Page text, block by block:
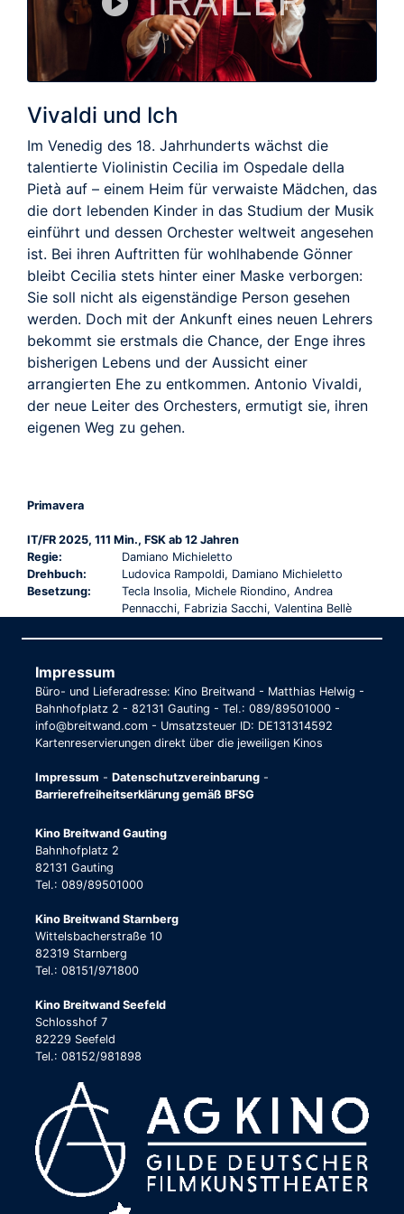
Vivaldi und Ich
Im Venedig des 18. Jahrhunderts wächst die
talentierte Violinistin Cecilia im Ospedale della
Pietà auf – einem Heim für verwaiste Mädchen, das
die dort lebenden Kinder in das Studium der Musik
einführt und dessen Orchester weltweit angesehen
ist. Bei ihren Auftritten für wohlhabende Gönner
bleibt Cecilia stets hinter einer Maske verborgen:
Sie soll nicht als eigenständige Person gesehen
werden. Doch mit der Ankunft eines neuen Lehrers
bekommt sie erstmals die Chance, der Enge ihres
bisherigen Lebens und der Aussicht einer
arrangierten Ehe zu entkommen. Antonio Vivaldi,
der neue Leiter des Orchesters, ermutigt sie, ihren
eigenen Weg zu gehen.
Primavera
IT/FR 2025, 111 Min., FSK ab 12 Jahren
Regie:
Damiano Michieletto
Drehbuch:
Ludovica Rampoldi, Damiano Michieletto
Besetzung:
Tecla Insolia, Michele Riondino, Andrea
Pennacchi, Fabrizia Sacchi, Valentina Bellè
Impressum
Büro- und Lieferadresse: Kino Breitwand - Matthias Helwig -
Bahnhofplatz 2 - 82131 Gauting - Tel.: 089/89501000 -
info@breitwand.com - Umsatzsteuer ID: DE131314592
Kartenreservierungen direkt über die jeweiligen Kinos
Impressum - Datenschutzvereinbarung -
Barrierefreiheitserklärung gemäß BFSG
Kino Breitwand Gauting
Bahnhofplatz 2
82131 Gauting
Tel.: 089/89501000
Kino Breitwand Starnberg
Wittelsbacherstraße 10
82319 Starnberg
Tel.: 08151/971800
Kino Breitwand Seefeld
Schlosshof 7
82229 Seefeld
Tel.: 08152/981898